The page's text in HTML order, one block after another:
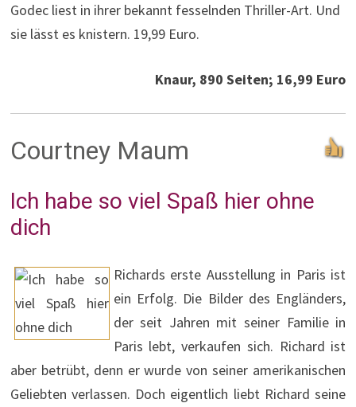
Godec liest in ihrer bekannt fesselnden Thriller-Art. Und
sie lässt es knistern. 19,99 Euro.
Knaur, 890 Seiten; 16,99 Euro
Courtney Maum
Ich habe so viel Spaß hier ohne
dich
Richards erste Ausstellung in Paris ist
ein Erfolg. Die Bilder des Engländers,
der seit Jahren mit seiner Familie in
Paris lebt, verkaufen sich. Richard ist
aber betrübt, denn er wurde von seiner amerikanischen
Geliebten verlassen. Doch eigentlich liebt Richard seine